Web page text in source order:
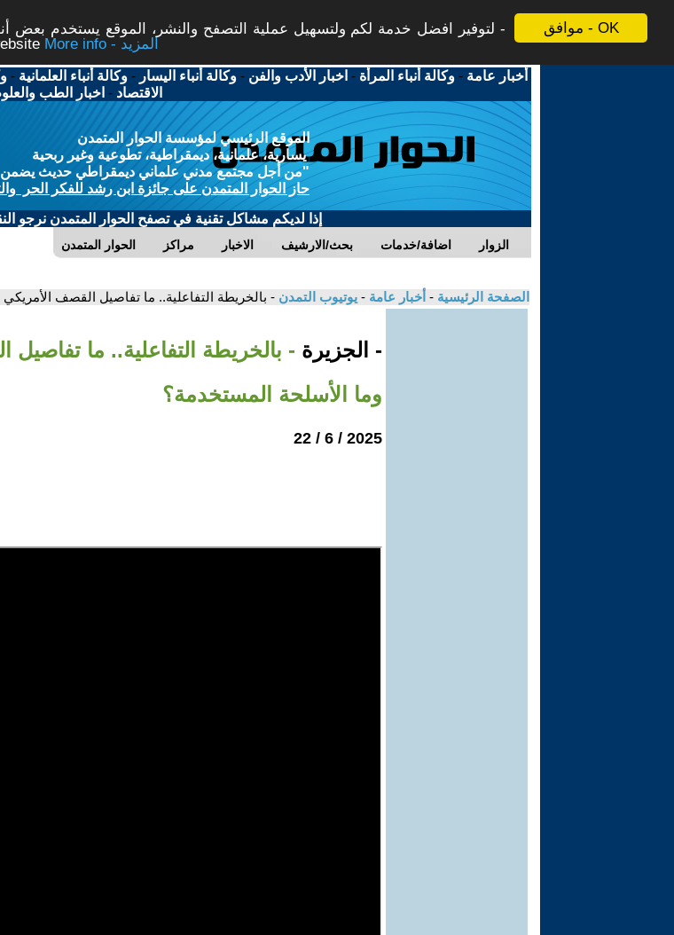
موافق - OK
لتوفير افضل خدمة لكم ولتسهيل عملية التصفح والنشر، الموقع يستخدم بعض
More info - المزيد
أخبار عامة -وكالة أنباء المرأة - اخبار الأدب والفن -وكالة أنباء اليسار -وكالة أنباء العلمانية -
الاقتصاد - اخبار الطب
الموقع الرئيسي لمؤسسة الحوار المتمدن
يسارية، علمانية، ديمقراطية، تطوعية وغير ربحية
"من أجل مجتمع مدني علماني ديمقراطي حديث يضمن
حاز الحوار المتمدن على جائزة ابن رشد للفكر الحر
إذا لديكم مشاكل تقنية في تصفح الحوار المتمدن نرجو
الحوار المتمدن مراكز الاخبار بحث/الارشيف اضافة/خدمات الزوار
الصفحة الرئيسية - أخبار عامة - يوتيوب التمدن - بالخريطة التفاعلية.. ما تفاصيل القصف
- الجزيرة - بالخريطة التفاعلية.. ما
وما الأسلحة المستخدمة؟
2025 / 6 / 22